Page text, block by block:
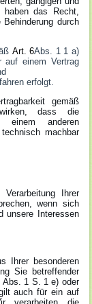
haben das Recht,
Behinderung durch
Art. 6Abs. 1 1 a)
einem Vertrag
erfolgt.
gemäß
dass die
einem anderen
machbar
Ihrer
wenn sich
unsere Interessen
Ihrer besonderen
Sie betreffender
Abs. 1 S. 1 e) oder
auch für ein auf